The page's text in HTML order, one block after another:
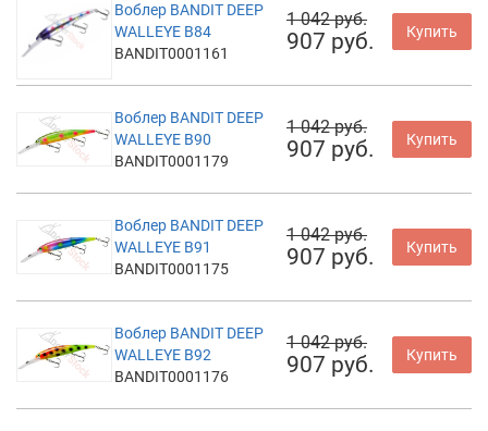
Воблер BANDIT DEEP
WALLEYE B84
BANDIT0001161
1 042 руб.
907 руб. Купить
Воблер BANDIT DEEP
WALLEYE B90
BANDIT0001179
1 042 руб.
907 руб. Купить
Воблер BANDIT DEEP
WALLEYE B91
BANDIT0001175
1 042 руб.
907 руб. Купить
Воблер BANDIT DEEP
WALLEYE B92
BANDIT0001176
1 042 руб.
907 руб. Купить